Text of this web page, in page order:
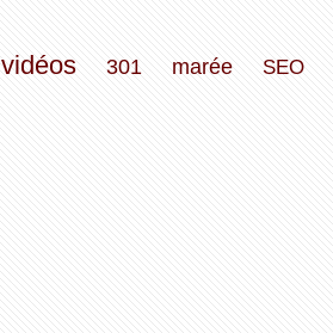
vidéos 301 marée SEO